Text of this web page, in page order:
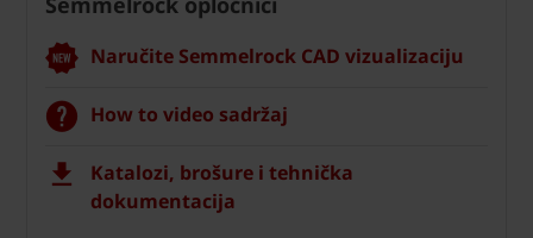
Naručite Semmelrock CAD vizualizaciju
How to video sadržaj
Katalozi, brošure i tehnička
dokumentacija